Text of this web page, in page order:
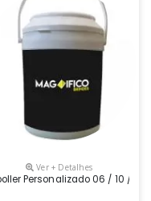
Útil E Personalizável!
Ver + Detalhes
Personalizado 06 / 10 / 12